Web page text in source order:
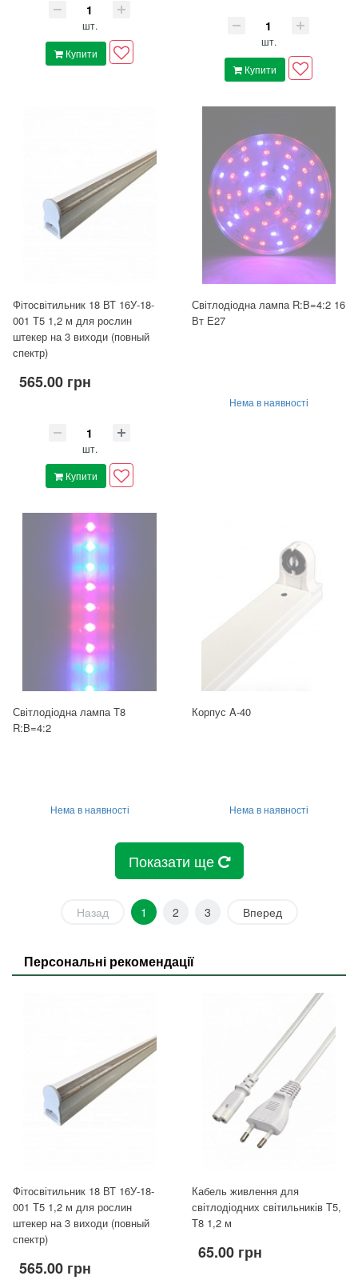
шт.
Купити
шт.
Купити
Фітосвітильник 18 ВТ 16У-18-
001 Т5 1,2 м для рослин
штекер на 3 виходи (повный
спектр)
565.00 грн
шт.
Купити
Світлодіодна лампа R:B=4:2 16
Вт Е27
Нема в наявності
Світлодіодна лампа Т8
R:B=4:2
Нема в наявності
Корпус A-40
Нема в наявності
Показати ще
Назад 1 2 3 Вперед
Персональні рекомендації
Фітосвітильник 18 ВТ 16У-18-
001 Т5 1,2 м для рослин
штекер на 3 виходи (повный
спектр)
565.00 грн
Кабель живлення для
світлодіодних світильників Т5,
Т8 1,2 м
65.00 грн